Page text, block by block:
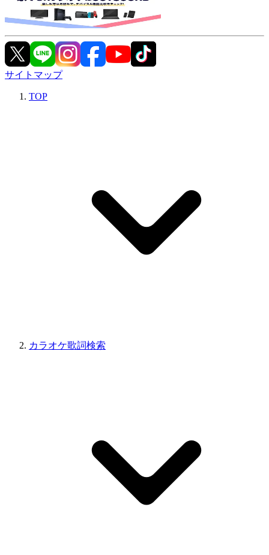
サイトマップ
TOP
カラオケ歌詞検索